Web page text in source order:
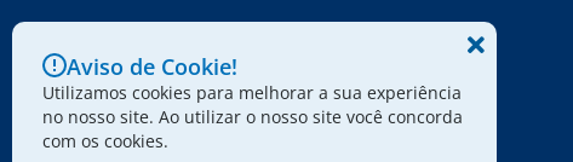
Aviso de Cookie!
Utilizamos cookies para melhorar a sua experiência
no nosso site. Ao utilizar o nosso site você concorda
com os cookies.